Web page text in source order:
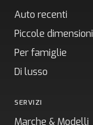
Auto recenti
Piccole dimensioni
Per famiglie
Di lusso
SERVIZI
Marche & Modelli